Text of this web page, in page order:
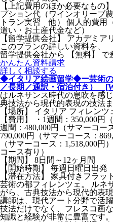
【上記費用のほか必要なもの
プション代（ワインオリーブ
トラン実習 他） 個人的費用
遣い・お土産代金など）
【留学提供会社】 アカデミア
このプランの詳しい資料を、
留学提供会社から 【無料】 で
かんたん資料請求
詳しく 相談する
◆イタリア絵画留学◆ー芸術
／長期／通訳・宿泊付き）
はルネサンス時代の息吹を感
典技法から現代的表現の技法
【場所】 イタリア フィレンツ
【費用】 ・1週間：350,000円
週間：480,000円（サマーコー
790,000円（サマーコース：
（サマーコース：1,518,000円
コース有り）
【期間】 8日間～12ヶ月間
【開始時期】 毎週日曜日出発
【滞在方法】 家具付きフラット
芸術の都フィレンツェ。 ルネ
がら、古典技法から現代的表
講師は、現代アート分野で活
技法だけでなく、フレスコ画
知識と経験が非常に豊富です